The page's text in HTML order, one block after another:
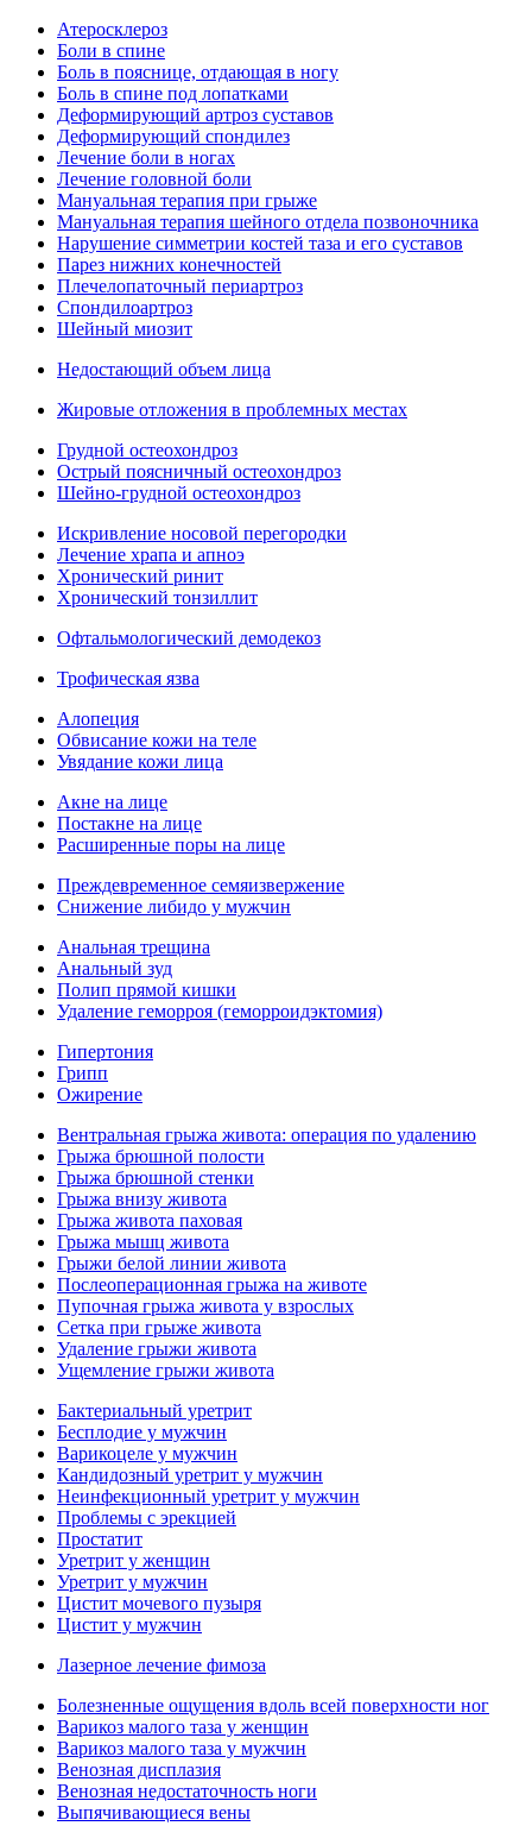
Атеросклероз
Боли в спине
Боль в пояснице, отдающая в ногу
Боль в спине под лопатками
Деформирующий артроз суставов
Деформирующий спондилез
Лечение боли в ногах
Лечение головной боли
Мануальная терапия при грыже
Мануальная терапия шейного отдела позвоночника
Нарушение симметрии костей таза и его суставов
Парез нижних конечностей
Плечелопаточный периартроз
Спондилоартроз
Шейный миозит
Недостающий объем лица
Жировые отложения в проблемных местах
Грудной остеохондроз
Острый поясничный остеохондроз
Шейно-грудной остеохондроз
Искривление носовой перегородки
Лечение храпа и апноэ
Хронический ринит
Хронический тонзиллит
Офтальмологический демодекоз
Трофическая язва
Алопеция
Обвисание кожи на теле
Увядание кожи лица
Акне на лице
Постакне на лице
Расширенные поры на лице
Преждевременное семяизвержение
Снижение либидо у мужчин
Анальная трещина
Анальный зуд
Полип прямой кишки
Удаление геморроя (геморроидэктомия)
Гипертония
Грипп
Ожирение
Вентральная грыжа живота: операция по удалению
Грыжа брюшной полости
Грыжа брюшной стенки
Грыжа внизу живота
Грыжа живота паховая
Грыжа мышц живота
Грыжи белой линии живота
Послеоперационная грыжа на животе
Пупочная грыжа живота у взрослых
Сетка при грыже живота
Удаление грыжи живота
Ущемление грыжи живота
Бактериальный уретрит
Бесплодие у мужчин
Варикоцеле у мужчин
Кандидозный уретрит у мужчин
Неинфекционный уретрит у мужчин
Проблемы с эрекцией
Простатит
Уретрит у женщин
Уретрит у мужчин
Цистит мочевого пузыря
Цистит у мужчин
Лазерное лечение фимоза
Болезненные ощущения вдоль всей поверхности ног
Варикоз малого таза у женщин
Варикоз малого таза у мужчин
Венозная дисплазия
Венозная недостаточность ноги
Выпячивающиеся вены